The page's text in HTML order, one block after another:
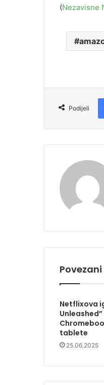
(Nezavisne
Podijeli
Netflixova
tablete
25.06.2025